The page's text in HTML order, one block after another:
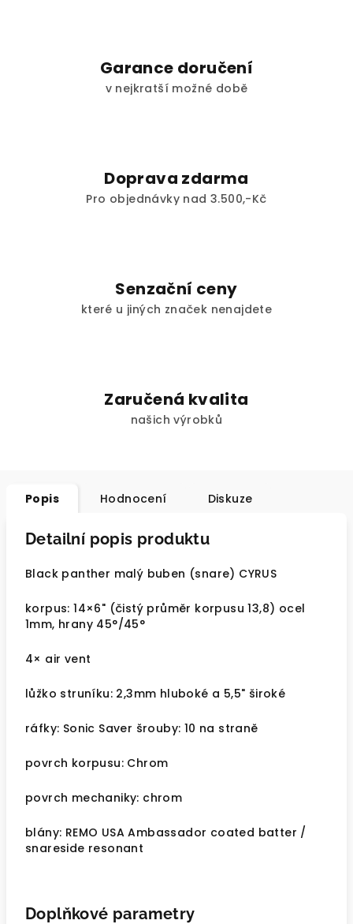
Garance doručení
v nejkratší možné době
Doprava zdarma
Pro objednávky nad 3.500,-Kč
Senzační ceny
které u jiných značek nenajdete
Zaručená kvalita
našich výrobků
Popis Hodnocení Diskuze
Detailní popis produktu
Black panther malý buben (snare) CYRUS
korpus: 14×6" (čistý průměr korpusu 13,8) ocel
1mm, hrany 45°/45°
4× air vent
lůžko struníku: 2,3mm hluboké a 5,5" široké
ráfky: Sonic Saver šrouby: 10 na straně
povrch korpusu: Chrom
povrch mechaniky: chrom
blány: REMO USA Ambassador coated batter /
snareside resonant
Doplňkové parametry